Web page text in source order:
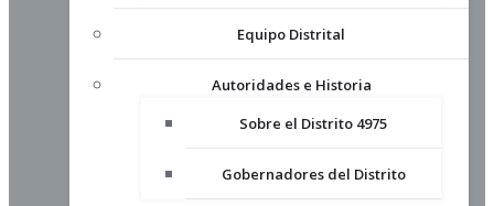
Equipo Distrital
Autoridades e Historia
Sobre el Distrito 4975
Gobernadores del Distrito